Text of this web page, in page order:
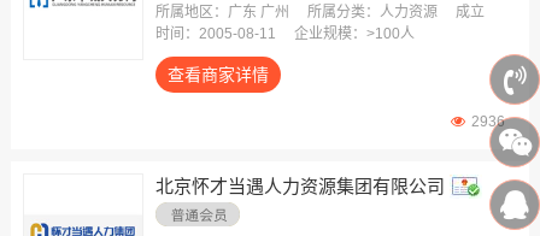
所属地区：广东 广州 所属分类：人力资源
成立
时间：2005-08-11
企业规模：>100人
查看商家详情
2936
北京怀才当遇人力资源集团有限公司